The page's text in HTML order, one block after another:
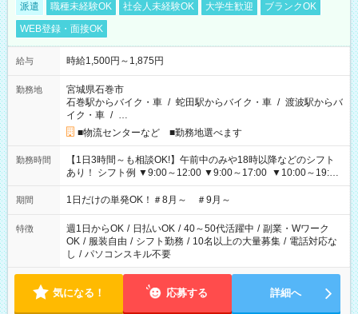
派遣 職種未経験OK 社会人未経験OK 大学生歓迎
ブランクOK
WEB登録・面接OK
給与 時給1,500円～1,875円
勤務地
宮城県石巻市
石巻駅からバイク・車 / 蛇田駅からバイク・車 / 渡波駅からバ
イク・車 / …
■物流センターなど ■勤務地選べます
勤務時間
【1日3時間～も相談OK!】午前中のみや18時以降などのシフト
あり！ シフト例 ▼9:00～12:00 ▼9:00～17:00 ▼10:00～19:00
▼18:00～21:00
期間 1日だけの単発OK！＃8月～ ＃9月～
特徴 週1日からOK / 日払いOK / 40～50代活躍中 / 副業・Wワーク
OK / 服装自由 / シフト勤務 / 10名以上の大量募集 / 電話対応な
し / パソコンスキル不要
気になる！ 応募する 詳細へ